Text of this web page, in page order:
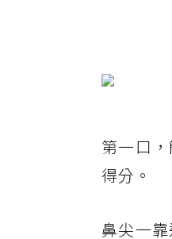
第一口
得分。
鼻尖一